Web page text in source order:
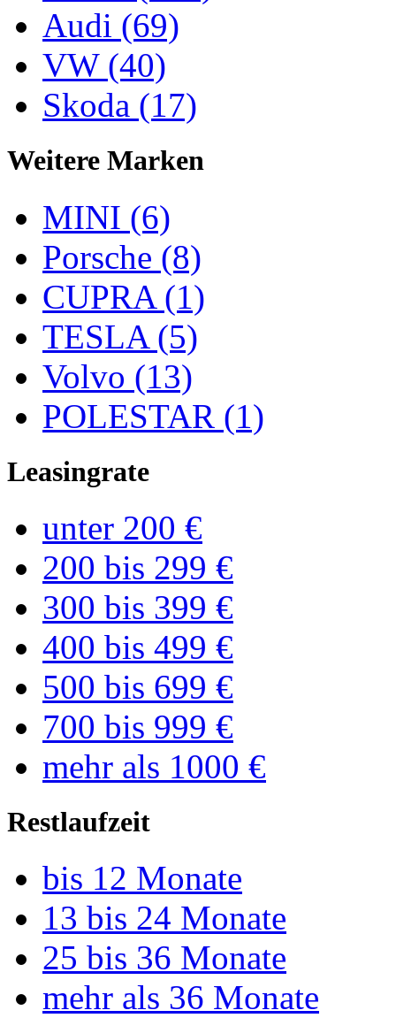
Audi (69)
VW (40)
Skoda (17)
Weitere Marken
MINI (6)
Porsche (8)
CUPRA (1)
TESLA (5)
Volvo (13)
POLESTAR (1)
Leasingrate
unter 200 €
200 bis 299 €
300 bis 399 €
400 bis 499 €
500 bis 699 €
700 bis 999 €
mehr als 1000 €
Restlaufzeit
bis 12 Monate
13 bis 24 Monate
25 bis 36 Monate
mehr als 36 Monate